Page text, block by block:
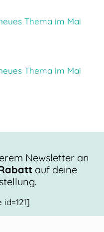
Thema im Mai
Thema im Mai
Newsletter an
auf deine